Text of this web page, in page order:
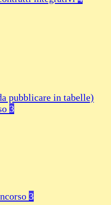
pubblicare in tabelle)
3
3